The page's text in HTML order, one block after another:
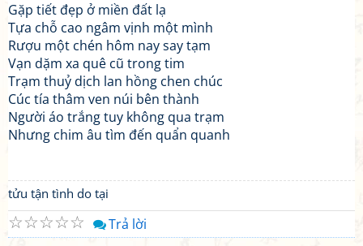
Gặp tiết đẹp ở miền đất lạ
Tựa chỗ cao ngâm vịnh một mình
Rượu một chén hôm nay say tạm
Vạn dặm xa quê cũ trong tim
Trạm thuỷ dịch lan hồng chen chúc
Cúc tía thâm ven núi bên thành
Người áo trắng tuy không qua trạm
Nhưng chim âu tìm đến quẩn quanh
tửu tận tình do tại
☆
☆
☆
☆
☆ Trả lời